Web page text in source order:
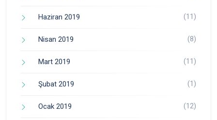
Haziran 2019 (11)
Nisan 2019 (8)
Mart 2019 (11)
Şubat 2019 (1)
Ocak 2019 (12)